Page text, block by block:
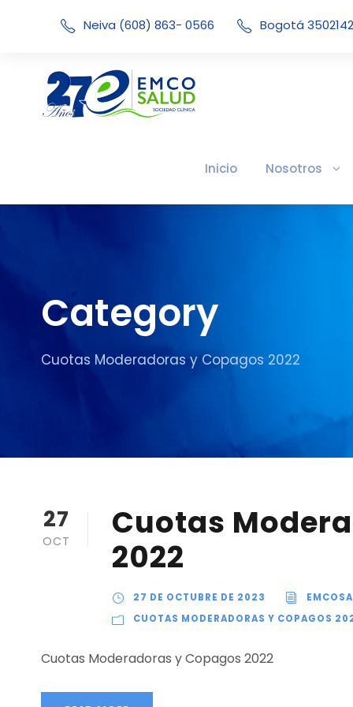
Neiva (608) 863- 0566 Bogotá
Inicio Nosotros
Category
Cuotas Moderadoras y Copagos 2022
27
OCT
Cuotas
2022
27 DE OCTUBRE DE 2023
CUOTAS MODERADORAS Y COPAGOS
Cuotas Moderadoras y Copagos 2022